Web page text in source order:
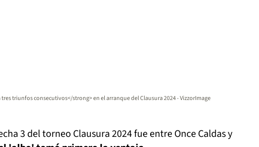
triunfos consecutivos</strong> en el arranque del Clausura 2024 - VizzorImage
3 del torneo Clausura 2024 fue entre Once Caldas y